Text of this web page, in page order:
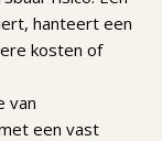
hanteert een
kosten of
van
een vast